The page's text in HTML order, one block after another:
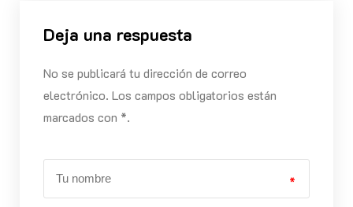
Deja una respuesta
No se publicará tu dirección de correo
electrónico. Los campos obligatorios están
marcados con *.
*